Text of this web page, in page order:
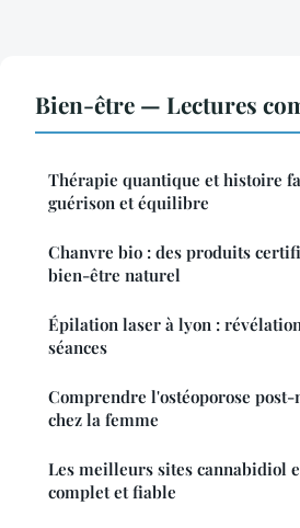
Bien-être — Lectures
Thérapie quantique et histoire
guérison et équilibre
Chanvre bio : des produits
bien-être naturel
Épilation laser à lyon :
séances
Comprendre l'ostéoporose post-
chez la femme
Les meilleurs sites cannabidiol
complet et fiable